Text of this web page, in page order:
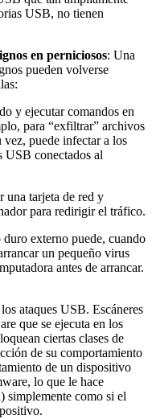
USB, no tienen
en perniciosos: Una
pueden volverse
y ejecutar comandos en
para “exfiltrar” archivos
puede infectar a los
USB conectados al
una tarjeta de red y
para redirigir el tráfico.
externo puede, cuando
un pequeño virus
antes de arrancar.
ataques USB. Escáneres
que se ejecuta en los
ciertas clases de
de su comportamiento
de un dispositivo
lo que le hace
simplemente como si el